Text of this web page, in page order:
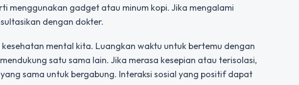
menggunakan gadget atau minum kopi. Jika mengalami
dengan dokter.
mental kita. Luangkan waktu untuk bertemu dengan
satu sama lain. Jika merasa kesepian atau terisolasi,
sama untuk bergabung. Interaksi sosial yang positif dapat